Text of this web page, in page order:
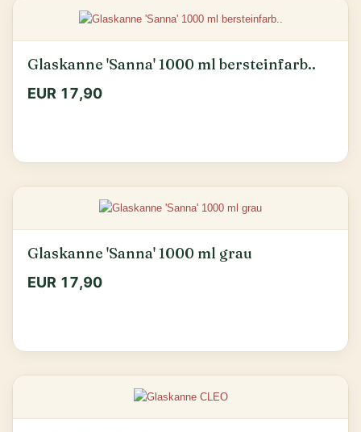
Glaskanne 'Sanna' 1000 ml bersteinfarb..
EUR 17,90
Glaskanne 'Sanna' 1000 ml grau
EUR 17,90